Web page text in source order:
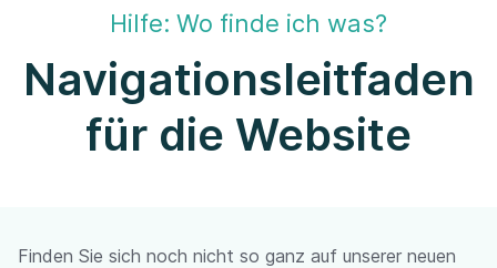
Hilfe: Wo finde ich was?
Navigationsleitfaden
für die Website
Finden Sie sich noch nicht so ganz auf unserer neuen